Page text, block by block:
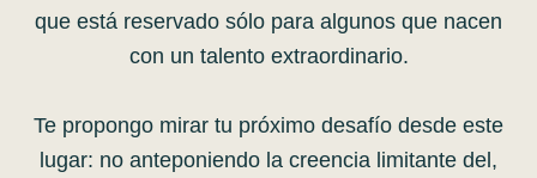
que está reservado sólo para algunos que nacen
con un talento extraordinario.
Te propongo mirar tu próximo desafío desde este
lugar: no anteponiendo la creencia limitante del,